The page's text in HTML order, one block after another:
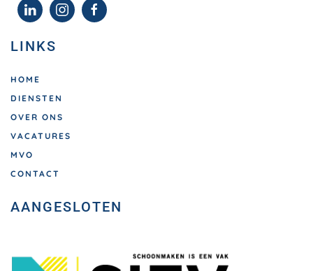
LINKS
HOME
DIENSTEN
OVER ONS
VACATURES
MVO
CONTACT
AANGESLOTEN